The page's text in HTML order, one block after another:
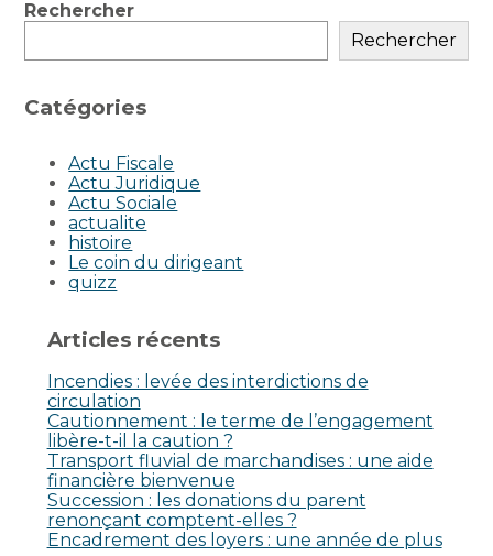
Blog
Rechercher
Rechercher
Catégories
Actu Fiscale
Actu Juridique
Actu Sociale
actualite
histoire
Le coin du dirigeant
quizz
Articles récents
Incendies : levée des interdictions de
circulation
Cautionnement : le terme de l’engagement
libère-t-il la caution ?
Transport fluvial de marchandises : une aide
financière bienvenue
Succession : les donations du parent
renonçant comptent-elles ?
Encadrement des loyers : une année de plus